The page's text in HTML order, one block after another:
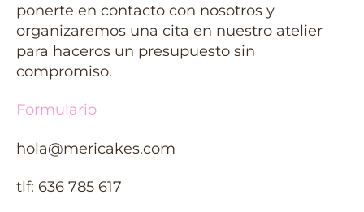
ponerte en contacto con nosotros y
organizaremos una cita en nuestro atelier
para haceros un presupuesto sin
compromiso.
Formulario
hola@mericakes.com
tlf: 636 785 617